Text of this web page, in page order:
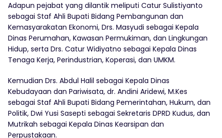
‎Adapun pejabat yang dilantik meliputi Catur Sulistiyanto
sebagai Staf Ahli Bupati Bidang Pembangunan dan
Kemasyarakatan Ekonomi, Drs. Masyudi sebagai Kepala
Dinas Perumahan, Kawasan Permukiman, dan Lingkungan
Hidup, serta Drs. Catur Widiyatno sebagai Kepala Dinas
Tenaga Kerja, Perindustrian, Koperasi, dan UMKM.
‎Kemudian Drs. Abdul Halil sebagai Kepala Dinas
Kebudayaan dan Pariwisata, dr. Andini Aridewi, M.Kes
sebagai Staf Ahli Bupati Bidang Pemerintahan, Hukum, dan
Politik, Dwi Yusi Sasepti sebagai Sekretaris DPRD Kudus, dan
Mutrikah sebagai Kepala Dinas Kearsipan dan
Perpustakaan.